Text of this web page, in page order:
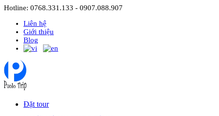
Hotline: 0768.331.133 - 0907.088.907
Liên hệ
Giới thiệu
Blog
Đặt tour